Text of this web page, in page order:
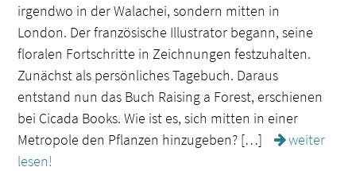
irgendwo in der Walachei, sondern mitten in
London. Der französische Illustrator begann, seine
floralen Fortschritte in Zeichnungen festzuhalten.
Zunächst als persönliches Tagebuch. Daraus
entstand nun das Buch Raising a Forest, erschienen
bei Cicada Books. Wie ist es, sich mitten in einer
Metropole den Pflanzen hinzugeben? […]
weiter
lesen!